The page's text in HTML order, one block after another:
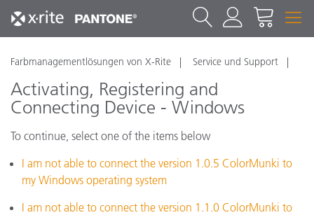
Farbmanagementlösungen von X-Rite Service und Support
Activating, Registering and
Connecting Device - Windows
To continue, select one of the items below
I am not able to connect the version 1.0.5 ColorMunki to
my Windows operating system
I am not able to connect the version 1.1.0 ColorMunki to